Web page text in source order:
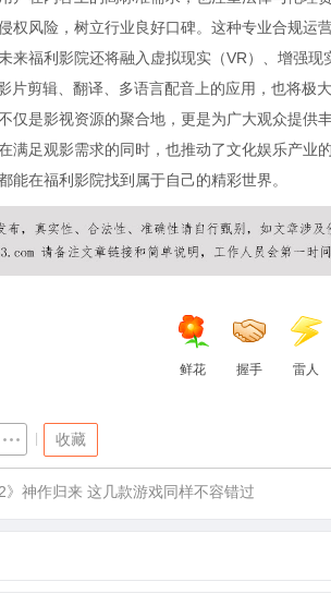
权风险，树立行业良好口碑。这种专业合规运
来福利影院还将融入虚拟现实（VR）、增强
片剪辑、翻译、多语言配音上的应用，也将极
仅是影视资源的聚合地，更是为广大观众提
满足观影需求的同时，也推动了文化娱乐产
能在福利影院找到属于自己的精彩世界。
鲜花 握手 雷人
收藏
2》神作归来 这几款游戏同样不容错过